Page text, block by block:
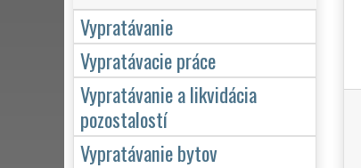
Vypratávanie
Vypratávacie práce
Vypratávanie a likvidácia
pozostalostí
Vypratávanie bytov